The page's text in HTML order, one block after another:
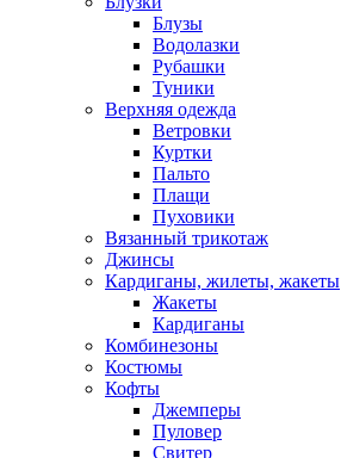
Блузы
Водолазки
Рубашки
Туники
Верхняя одежда
Ветровки
Куртки
Пальто
Плащи
Пуховики
Вязанный трикотаж
Джинсы
Кардиганы, жилеты, жакеты
Жакеты
Кардиганы
Комбинезоны
Костюмы
Кофты
Джемперы
Пуловер
Свитер